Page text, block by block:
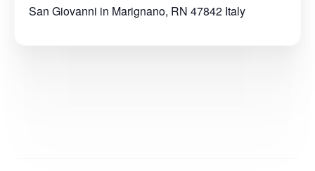
San Giovanni in Marignano, RN 47842 Italy